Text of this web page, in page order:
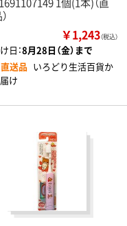
￥1,243（税込）
日：8月28日（金）まで
直送品 いろどり生活百貨か
け